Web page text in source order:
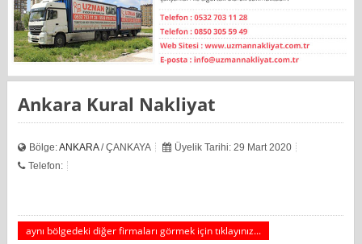
Ankara Kural Nakliyat
Bölge:ANKARA/ ÇANKAYA
Üyelik Tarihi: 29 Mart 2020
Telefon:
aynı bölgedeki diğer firmaları görmek için tıklayınız...